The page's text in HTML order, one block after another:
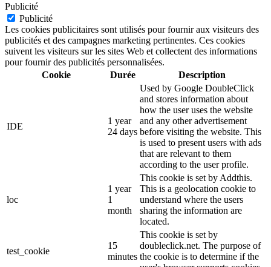
Publicité
Publicité
Les cookies publicitaires sont utilisés pour fournir aux visiteurs des
publicités et des campagnes marketing pertinentes. Ces cookies
suivent les visiteurs sur les sites Web et collectent des informations
pour fournir des publicités personnalisées.
Cookie
Durée Description
IDE
1 year
24 days
Used by Google DoubleClick
and stores information about
how the user uses the website
and any other advertisement
before visiting the website. This
is used to present users with ads
that are relevant to them
according to the user profile.
loc
1 year
1
month
This cookie is set by Addthis.
This is a geolocation cookie to
understand where the users
sharing the information are
located.
test_cookie
15
minutes
This cookie is set by
doubleclick.net. The purpose of
the cookie is to determine if the